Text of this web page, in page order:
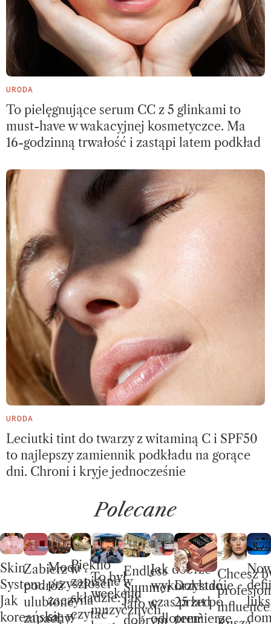
URODA
To pielęgnujące serum CC z 5 glinkami to
must-have w wakacyjnej kosmetyczce. Ma
16-godzinną trwałość i zastąpi latem podkład
URODA
Leciutki tint do twarzy z witaminą C i SPF50
to najlepszy zamiennik podkładu na gorące
dni. Chroni i kryje jednocześnie
Polecane
Skin
System.
Jak
koreańska
Zabierz w
podróż
ulubione
zapachy.
Moda
przyszłości
zaczyna
się w
Piękno
zapisane w
składzie. Jak
czytać
To był
weekend
muzycznych
Endless
Summer –
lato w
dobrym
Jak dobrze
wykorzystać
czas przed
odlotem?
Dokładnie
25 lat po
premierze
Chcesz